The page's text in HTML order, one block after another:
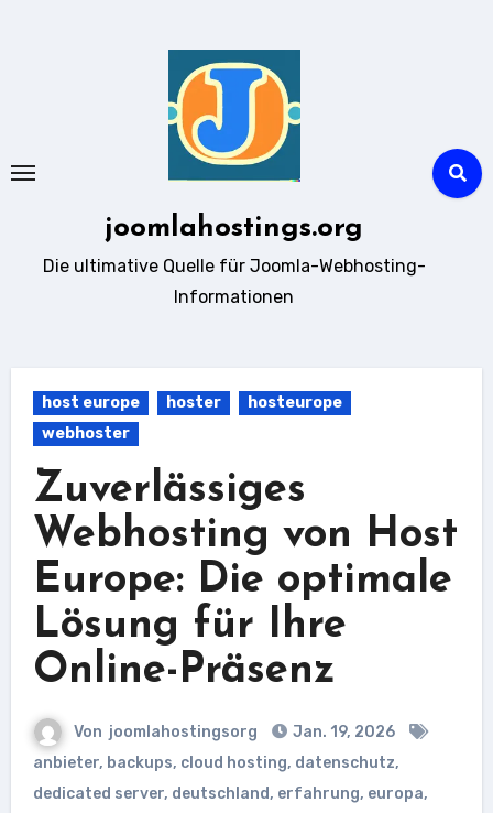
joomlahostings.org
Die ultimative Quelle für Joomla-Webhosting-
Informationen
host europe hoster
hosteurope
webhoster
Zuverlässiges
Webhosting von Host
Europe: Die optimale
Lösung für Ihre
Online-Präsenz
Von joomlahostingsorg
Jan. 19, 2026
anbieter, backups, cloud hosting, datenschutz,
dedicated server, deutschland, erfahrung, europa,